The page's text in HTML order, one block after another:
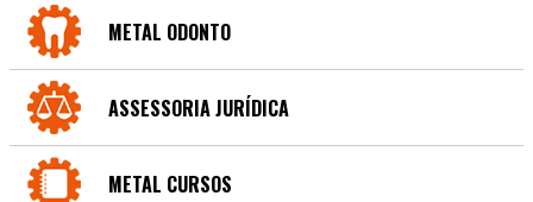
METAL ODONTO
ASSESSORIA JURÍDICA
METAL CURSOS